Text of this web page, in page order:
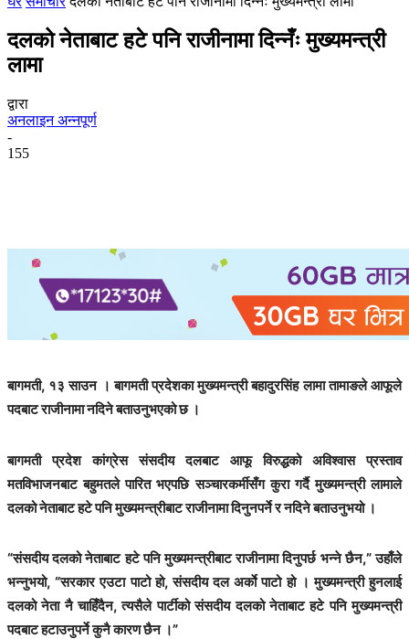
दलको नेताबाट हटे पनि राजीनामा दिन्नँः मुख्यमन्त्री
लामा
द्वारा
अनलाइन अन्नपूर्ण
-
155
बागमती, १३ साउन । बागमती प्रदेशका मुख्यमन्त्री बहादुरसिंह लामा तामाङले आफूले
पदबाट राजीनामा नदिने बताउनुभएको छ ।
बागमती प्रदेश कांग्रेस संसदीय दलबाट आफू विरुद्धको अविश्वास प्रस्ताव
मतविभाजनबाट बहुमतले पारित भएपछि सञ्चारकर्मीसँग कुरा गर्दै मुख्यमन्त्री लामाले
दलको नेताबाट हटे पनि मुख्यमन्त्रीबाट राजीनामा दिनुनपर्ने र नदिने बताउनुभयो ।
“संसदीय दलको नेताबाट हटे पनि मुख्यमन्त्रीबाट राजीनामा दिनुपर्छ भन्ने छैन,” उहाँले
भन्नुभयो, “सरकार एउटा पाटो हो, संसदीय दल अर्काे पाटो हो । मुख्यमन्त्री हुनलाई
दलको नेता नै चाहिँदैन, त्यसैले पार्टीको संसदीय दलको नेताबाट हटे पनि मुख्यमन्त्री
पदबाट हटाउनुपर्ने कुनै कारण छैन ।”